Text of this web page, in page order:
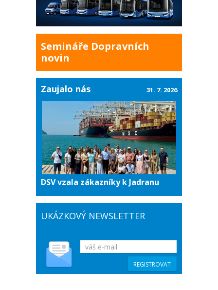
Semináře Dopravních
novin
Zaujalo nás
DSV vzala zákazníky k Jadranu
31. 7. 2026
UKÁZKOVÝ NEWSLETTER